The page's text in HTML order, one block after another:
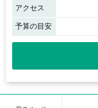
アクセス
予算の目安